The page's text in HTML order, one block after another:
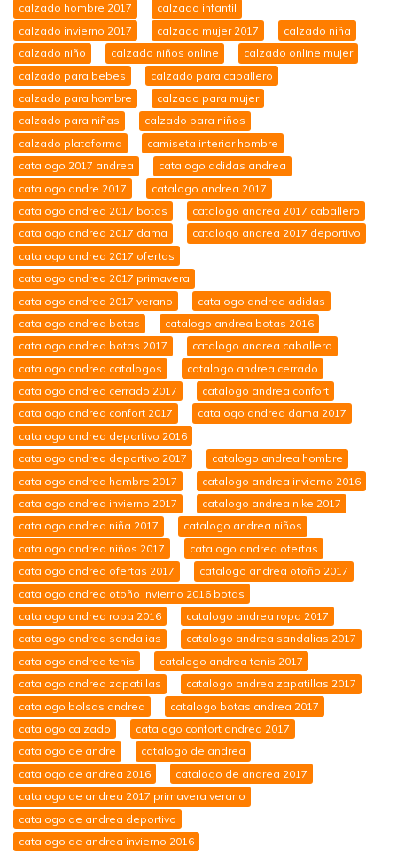
calzado hombre 2017
calzado infantil
calzado invierno 2017
calzado mujer 2017
calzado niña
calzado niño
calzado niños online
calzado online mujer
calzado para bebes
calzado para caballero
calzado para hombre
calzado para mujer
calzado para niñas
calzado para niños
calzado plataforma
camiseta interior hombre
catalogo 2017 andrea
catalogo adidas andrea
catalogo andre 2017
catalogo andrea 2017
catalogo andrea 2017 botas
catalogo andrea 2017 caballero
catalogo andrea 2017 dama
catalogo andrea 2017 deportivo
catalogo andrea 2017 ofertas
catalogo andrea 2017 primavera
catalogo andrea 2017 verano
catalogo andrea adidas
catalogo andrea botas
catalogo andrea botas 2016
catalogo andrea botas 2017
catalogo andrea caballero
catalogo andrea catalogos
catalogo andrea cerrado
catalogo andrea cerrado 2017
catalogo andrea confort
catalogo andrea confort 2017
catalogo andrea dama 2017
catalogo andrea deportivo 2016
catalogo andrea deportivo 2017
catalogo andrea hombre
catalogo andrea hombre 2017
catalogo andrea invierno 2016
catalogo andrea invierno 2017
catalogo andrea nike 2017
catalogo andrea niña 2017
catalogo andrea niños
catalogo andrea niños 2017
catalogo andrea ofertas
catalogo andrea ofertas 2017
catalogo andrea otoño 2017
catalogo andrea otoño invierno 2016 botas
catalogo andrea ropa 2016
catalogo andrea ropa 2017
catalogo andrea sandalias
catalogo andrea sandalias 2017
catalogo andrea tenis
catalogo andrea tenis 2017
catalogo andrea zapatillas
catalogo andrea zapatillas 2017
catalogo bolsas andrea
catalogo botas andrea 2017
catalogo calzado
catalogo confort andrea 2017
catalogo de andre
catalogo de andrea
catalogo de andrea 2016
catalogo de andrea 2017
catalogo de andrea 2017 primavera verano
catalogo de andrea deportivo
catalogo de andrea invierno 2016